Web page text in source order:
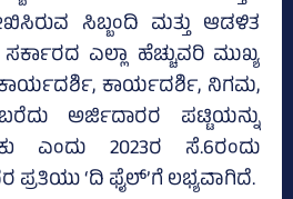
ಸಿಬ್ಬಂದಿ ಮತ್ತು ಆಡಳಿತ
ಎಲ್ಲಾ ಹೆಚ್ಚುವರಿ ಮುಖ್ಯ
ಕಾರ್ಯದರ್ಶಿ, ನಿಗಮ,
ಅರ್ಜಿದಾರರ ಪಟ್ಟಿಯನ್ನು
ಎಂದು 2023ರ ಸೆ.6ರಂದು
‘ದಿ ಫೈಲ್‌’ಗೆ ಲಭ್ಯವಾಗಿದೆ.